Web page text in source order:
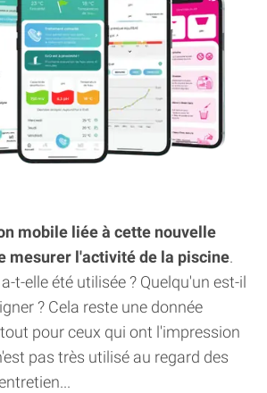
mobile liée à cette nouvelle
mesurer l'activité de la piscine.
t-elle été utilisée ? Quelqu'un est-il
? Cela reste une donnée
pour ceux qui ont l'impression
pas très utilisé au regard des